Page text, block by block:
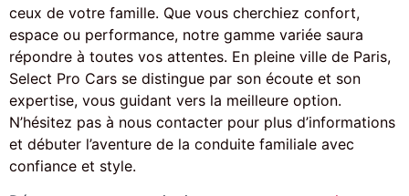
ceux de votre famille. Que vous cherchiez confort,
espace ou performance, notre gamme variée saura
répondre à toutes vos attentes. En pleine ville de Paris,
Select Pro Cars se distingue par son écoute et son
expertise, vous guidant vers la meilleure option.
N’hésitez pas à nous contacter pour plus d’informations
et débuter l’aventure de la conduite familiale avec
confiance et style.